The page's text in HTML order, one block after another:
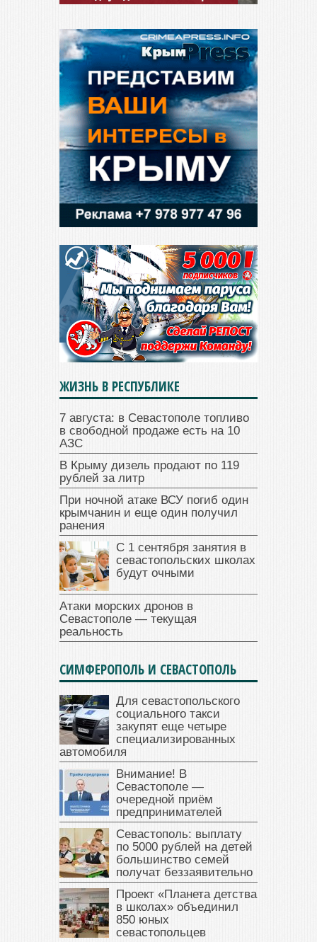
ЖИЗНЬ В РЕСПУБЛИКЕ
7 августа: в Севастополе топливо
в свободной продаже есть на 10
АЗС
В Крыму дизель продают по 119
рублей за литр
При ночной атаке ВСУ погиб один
крымчанин и еще один получил
ранения
С 1 сентября занятия в
севастопольских школах
будут очными
Атаки морских дронов в
Севастополе — текущая
реальность
СИМФЕРОПОЛЬ И СЕВАСТОПОЛЬ
Для севастопольского
социального такси
закупят еще четыре
специализированных
автомобиля
Внимание! В
Севастополе —
очередной приём
предпринимателей
Севастополь: выплату
по 5000 рублей на детей
большинство семей
получат беззаявительно
Проект «Планета детства
в школах» объединил
850 юных
севастопольцев